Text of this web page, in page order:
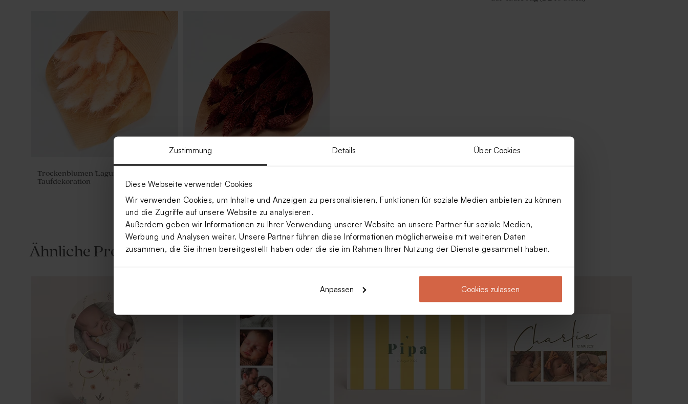
Zustimmung Details Über Cookies
Diese Webseite verwendet Cookies
Wir verwenden Cookies, um Inhalte und Anzeigen zu personalisieren, Funktionen für soziale Medien anbieten zu können
und die Zugriffe auf unsere Website zu analysieren.
Außerdem geben wir Informationen zu Ihrer Verwendung unserer Website an unsere Partner für soziale Medien,
Werbung und Analysen weiter. Unsere Partner führen diese Informationen möglicherweise mit weiteren Daten
zusammen, die Sie ihnen bereitgestellt haben oder die sie im Rahmen Ihrer Nutzung der Dienste gesammelt haben.
Anpassen Cookies zulassen
Trockenblumen 'Lagurus Melon' |
Taufdekoration
Taufdekoration
Ähnliche Produkte